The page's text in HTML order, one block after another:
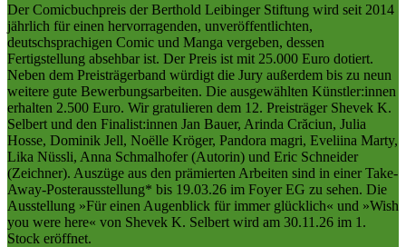
Der Comicbuchpreis der Berthold Leibinger Stiftung wird seit 2014
jährlich für einen hervorragenden, unveröffentlichten,
deutschsprachigen Comic und Manga vergeben, dessen
Fertigstellung absehbar ist. Der Preis ist mit 25.000 Euro dotiert.
Neben dem Preisträgerband würdigt die Jury außerdem bis zu neun
weitere gute Bewerbungsarbeiten. Die ausgewählten Künstler:innen
erhalten 2.500 Euro. Wir gratulieren dem 12. Preisträger Shevek K.
Selbert und den Finalist:innen Jan Bauer, Arinda Crăciun, Julia
Hosse, Dominik Jell, Noëlle Kröger, Pandora magri, Eveliina Marty,
Lika Nüssli, Anna Schmalhofer (Autorin) und Eric Schneider
(Zeichner). Auszüge aus den prämierten Arbeiten sind in einer Take-
Away-Posterausstellung* bis 19.03.26 im Foyer EG zu sehen. Die
Ausstellung »Für einen Augenblick für immer glücklich« und »Wish
you were here« von Shevek K. Selbert wird am 30.11.26 im 1.
Stock eröffnet.